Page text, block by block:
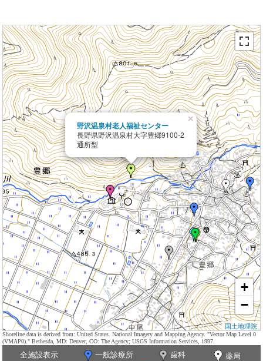
野沢温泉村老人福祉センター
長野県野沢温泉村大字豊郷9100-2
通所型
×
+
−
国土地理院
Shoreline data is derived from: United States. National Imagery and Mapping Agency. "Vector Map Level 0
(VMAP0)." Bethesda, MD: Denver, CO: The Agency; USGS Information Services, 1997.
全施設表示 一般診療所 歯科
薬局